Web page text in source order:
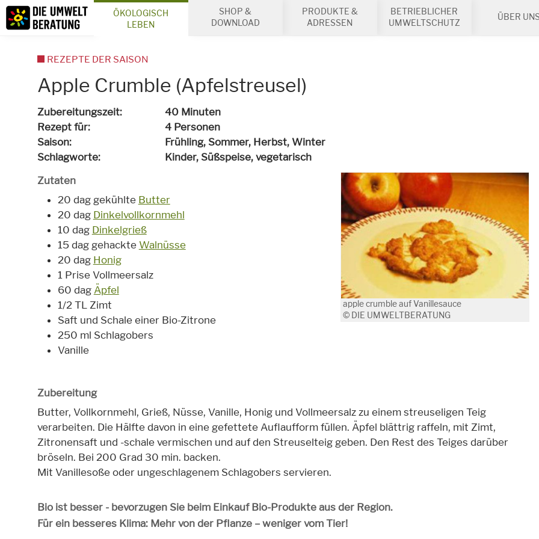
Inhalt
Suche
ÖKOLOGISCH
LEBEN
SHOP &
DOWNLOAD
PRODUKTE &
ADRESSEN
BETRIEBLICHER
UMWELTSCHUTZ
ÜBER
Apple Crumble (Apfelstreusel)
Zubereitungszeit
40 Minuten
Rezept für
4 Personen
Saison
Frühling, Sommer, Herbst, Winter
Schlagworte
Kinder, Süßspeise,vegetarisch
apple crumble auf Vanillesauce
© DIE UMWELTBERATUNG
Zutaten
20 dag gekühlte Butter
20 dag Dinkelvollkornmehl
10 dag Dinkelgrieß
15 dag gehackte Walnüsse
20 dag Honig
1 Prise Vollmeersalz
60 dag Äpfel
1/2 TL Zimt
Saft und Schale einer Bio-Zitrone
250 ml Schlagobers
Vanille
Zubereitung
Butter, Vollkornmehl, Grieß, Nüsse, Vanille, Honig und Vollmeersalz zu einem streuseligen Teig
verarbeiten. Die Hälfte davon in eine gefettete Auflaufform füllen. Äpfel blättrig raffeln, mit Zimt,
Zitronensaft und -schale vermischen und auf den Streuselteig geben. Den Rest des Teiges darüber
bröseln. Bei 200 Grad 30 min. backen.
Mit Vanillesoße oder ungeschlagenem Schlagobers servieren.
Bio ist besser - bevorzugen Sie beim Einkauf Bio-Produkte aus der Region.
Für ein besseres Klima: Mehr von der Pflanze – weniger vom Tier!
REZEPTE DER SAISON